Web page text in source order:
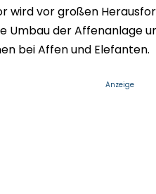
wird vor großen
Umbau der Affenanlage
bei Affen und Elefanten.
Anzeige